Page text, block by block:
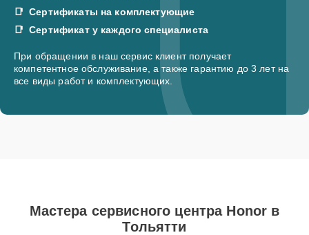
Сертификаты на комплектующие
Сертификат у каждого специалиста
При обращении в наш сервис клиент получает
компетентное обслуживание, а также гарантию до 3 лет на
все виды работ и комплектующих.
Мастера сервисного центра Honor в
Тольятти